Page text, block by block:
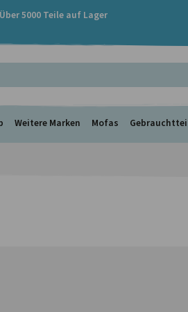
Über 5000 Teile auf Lager
Weitere Marken Mofas